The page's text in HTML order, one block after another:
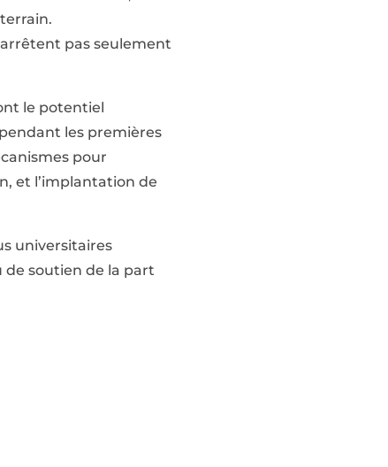
pas seulement
le potentiel
les premières
pour
et l’implantation de
universitaires
de soutien de la part